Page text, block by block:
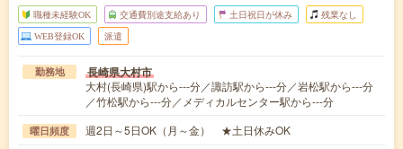
職種未経験OK 交通費別途支給あり 土日祝日が休み 残業なし
WEB登録OK 派遣
勤務地 長崎県大村市
大村(長崎県)駅から---分／諏訪駅から---分／岩松駅から---分
／竹松駅から---分／メディカルセンター駅から---分
曜日頻度 週2日～5日OK（月～金） ★土日休みOK